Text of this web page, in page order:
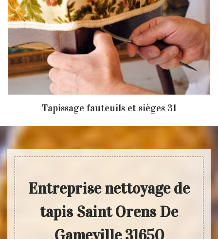
Tapissage fauteuils et sièges 31
Entreprise nettoyage de
tapis Saint Orens De